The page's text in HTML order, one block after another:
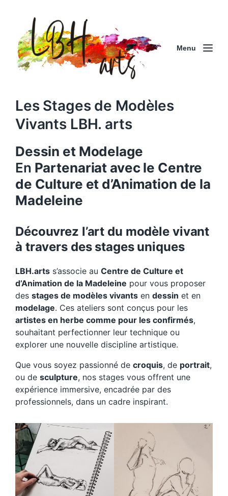
Menu
Les Stages de Modèles
Vivants LBH. arts
Dessin et Modelage
En Partenariat avec le Centre
de Culture et d’Animation de la
Madeleine
Découvrez l’art du modèle vivant
à travers des stages uniques
LBH.arts s’associe au Centre de Culture et
d’Animation de la Madeleine pour vous proposer
des stages de modèles vivants en dessin et en
modelage. Ces ateliers sont conçus pour les
artistes en herbe comme pour les confirmés,
souhaitant perfectionner leur technique ou
explorer une nouvelle discipline artistique.
Que vous soyez passionné de croquis, de portrait,
ou de sculpture, nos stages vous offrent une
expérience immersive, encadrée par des
professionnels, dans un cadre inspirant.